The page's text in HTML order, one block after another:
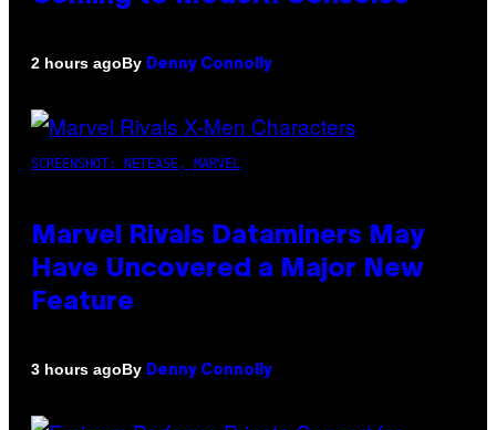
2 hours agoBy Denny Connolly
SCREENSHOT: NETEASE, MARVEL
Marvel Rivals Dataminers May
Have Uncovered a Major New
Feature
3 hours agoBy Denny Connolly